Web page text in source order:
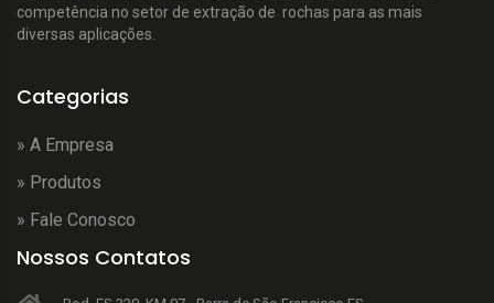
competência no setor de extração de rochas para as mais
diversas aplicações.
Categorias
» A Empresa
» Produtos
» Fale Conosco
Nossos Contatos